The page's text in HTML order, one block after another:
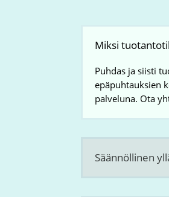
Miksi
Puhdas ja siisti
epäpuhtauksien
palveluna. Ota
Säännöllinen